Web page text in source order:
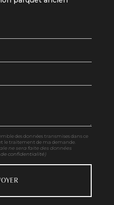
des données transmises dans ce
le traitement de ma demande.
ne sera faite des données
confidentialité)